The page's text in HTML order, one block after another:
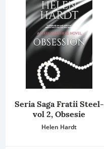
Seria Saga Fratii Steel-
vol 2, Obsesie
Helen Hardt